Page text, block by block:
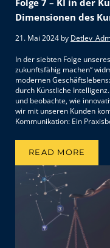
Dimensionen des
21. Mai 2024 by
In der siebten Folge
zukunftsfähig machen“
modernen
durch Künstliche
und beobachte, wie
wir mit unseren Kunden
Kommunikation: Ein
READ MORE
FOLGE 7 –